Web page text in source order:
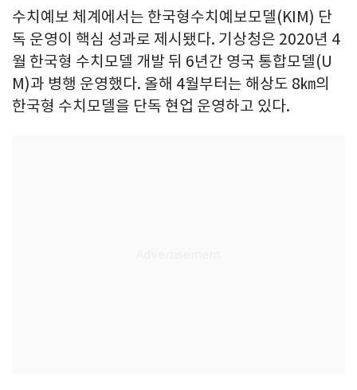
수치예보 체계에서는 한국형수치예보모델(KIM) 단
독 운영이 핵심 성과로 제시됐다. 기상청은 2020년 4
월 한국형 수치모델 개발 뒤 6년간 영국 통합모델(U
M)과 병행 운영했다. 올해 4월부터는 해상도 8㎞의
한국형 수치모델을 단독 현업 운영하고 있다.